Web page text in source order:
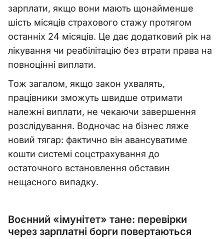
зарплати, якщо вони мають щонайменше
шість місяців страхового стажу протягом
останніх 24 місяців. Це дає додатковий рік на
лікування чи реабілітацію без втрати права на
повноцінні виплати.
Тож загалом, якщо закон ухвалять,
працівники зможуть швидше отримати
належні виплати, не чекаючи завершення
розслідування. Водночас на бізнес ляже
новий тягар: фактично він авансуватиме
кошти системі соцстрахування до
остаточного встановлення обставин
нещасного випадку.
Воєнний «імунітет» тане: перевірки
через зарплатні борги повертаються